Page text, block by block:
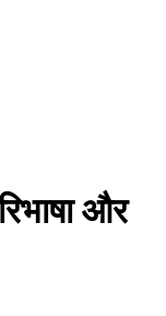
और